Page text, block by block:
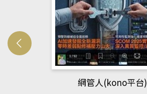
網管人(kono平台)